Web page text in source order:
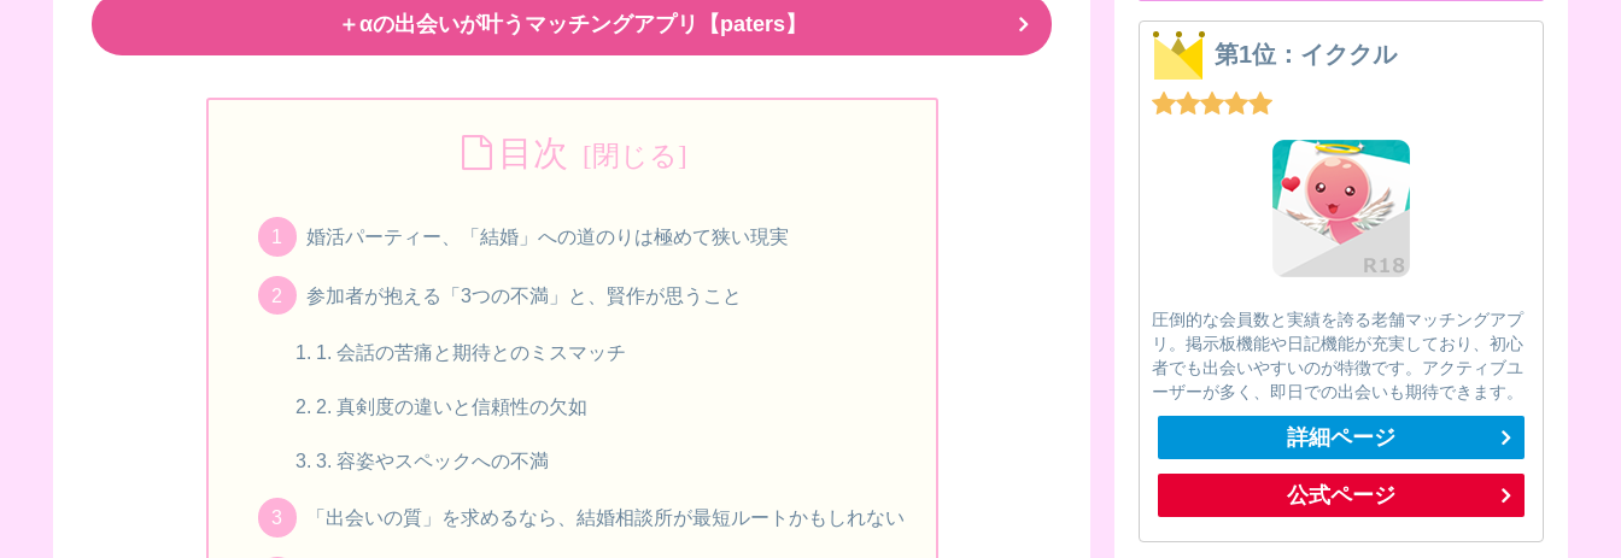
＋αの出会いが叶うマッチングアプリ【paters】
目次
婚活パーティー、「結婚」への道のりは極めて狭い現実
参加者が抱える「3つの不満」と、賢作が思うこと
1. 会話の苦痛と期待とのミスマッチ
2. 真剣度の違いと信頼性の欠如
3. 容姿やスペックへの不満
「出会いの質」を求めるなら、結婚相談所が最短ルートかもしれない
第1位：イククル
圧倒的な会員数と実績を誇る老舗マッチングアプ
リ。掲示板機能や日記機能が充実しており、初心
者でも出会いやすいのが特徴です。アクティブユ
ーザーが多く、即日での出会いも期待できます。
詳細ページ
公式ページ